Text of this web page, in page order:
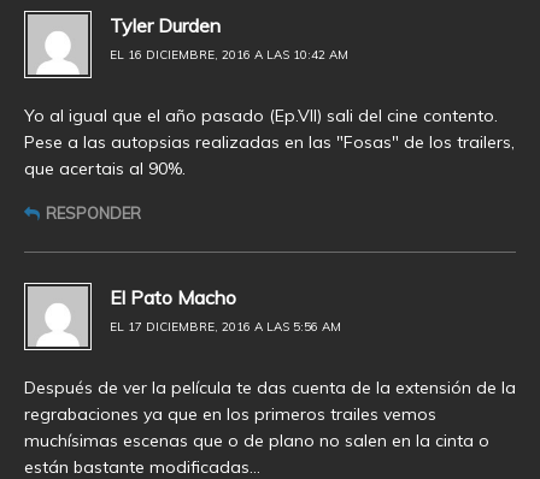
Tyler Durden
EL 16 DICIEMBRE, 2016 A LAS 10:42 AM
Yo al igual que el año pasado (Ep.VII) sali del cine contento.
Pese a las autopsias realizadas en las "Fosas" de los trailers,
que acertais al 90%.
RESPONDER
El Pato Macho
EL 17 DICIEMBRE, 2016 A LAS 5:56 AM
Después de ver la película te das cuenta de la extensión de la
regrabaciones ya que en los primeros trailes vemos
muchísimas escenas que o de plano no salen en la cinta o
están bastante modificadas…